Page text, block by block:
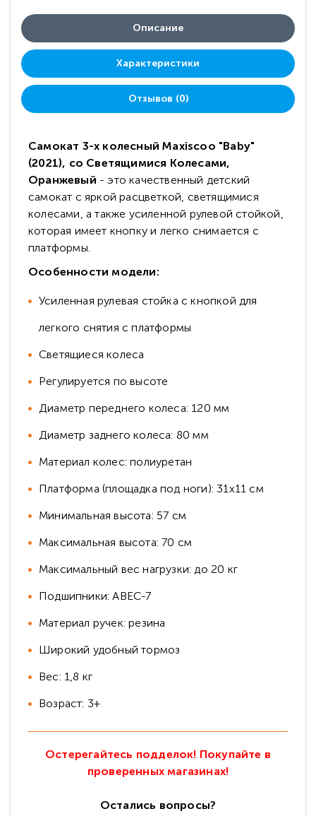
Описание
Характеристики
Отзывов (0)
Самокат 3-х колесный Maxiscoo "Baby"
(2021), со Светящимися Колесами,
Оранжевый - это качественный детский
самокат с яркой расцветкой, светящимися
колесами, а также усиленной рулевой стойкой,
которая имеет кнопку и легко снимается с
платформы.
Особенности модели:
Усиленная рулевая стойка с кнопкой для
легкого снятия с платформы
Светящиеся колеса
Регулируется по высоте
Диаметр переднего колеса: 120 мм
Диаметр заднего колеса: 80 мм
Материал колес: полиуретан
Платформа (площадка под ноги): 31х11 см
Минимальная высота: 57 см
Максимальная высота: 70 см
Максимальный вес нагрузки: до 20 кг
Подшипники: ABEC-7
Материал ручек: резина
Широкий удобный тормоз
Вес: 1,8 кг
Возраст: 3+
Остерегайтесь подделок! Покупайте в
проверенных магазинах!
Остались вопросы?